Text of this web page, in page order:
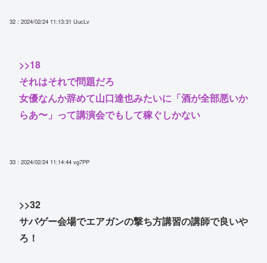
32 : 2024/02/24 11:13:31 UucLv
>>18
それはそれで問題だろ
女優なんか辞めて山口達也みたいに「酒が全部悪いか
らあ〜」って講演会でもして稼ぐしかない
33 : 2024/02/24 11:14:44 vg7PP
>>32
サバゲー会場でエアガンの撃ち方講習の講師で良いや
ろ！